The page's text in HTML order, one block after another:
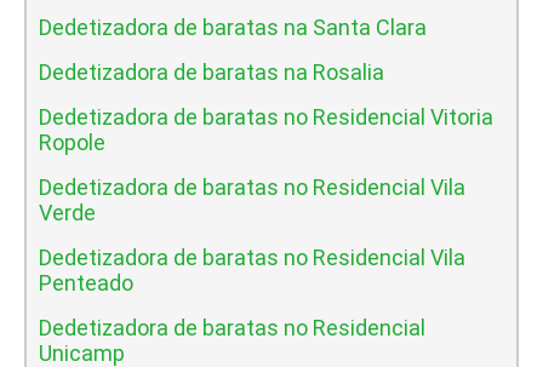
Dedetizadora de baratas na Santa Clara
Dedetizadora de baratas na Rosalia
Dedetizadora de baratas no Residencial Vitoria
Ropole
Dedetizadora de baratas no Residencial Vila
Verde
Dedetizadora de baratas no Residencial Vila
Penteado
Dedetizadora de baratas no Residencial
Unicamp